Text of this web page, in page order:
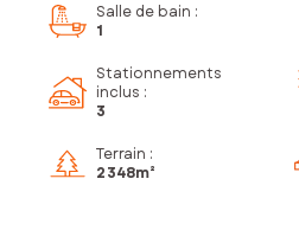
Salle de bain :
1
Stationnements
inclus :
3
Terrain :
2 348m²